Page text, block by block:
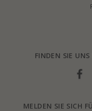
FINDEN SIE
MELDEN SIE SICH